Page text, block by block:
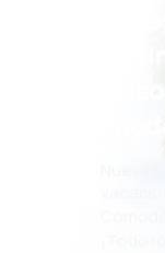
¡Eh!
¡Todo